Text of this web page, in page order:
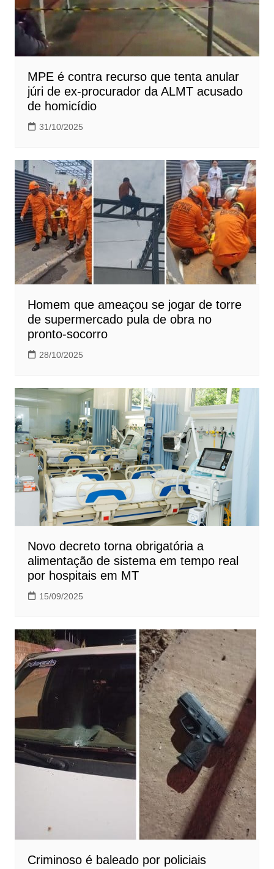
MPE é contra recurso que tenta anular
júri de ex-procurador da ALMT acusado
de homicídio
31/10/2025
Homem que ameaçou se jogar de torre
de supermercado pula de obra no
pronto-socorro
28/10/2025
Novo decreto torna obrigatória a
alimentação de sistema em tempo real
por hospitais em MT
15/09/2025
Criminoso é baleado por policiais